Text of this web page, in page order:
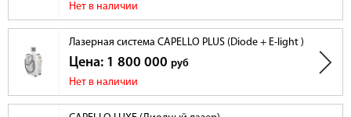
комфортность процедуры
Экран LCD
8" или 10"
тач-скрин
45 кг / 73
кг
Вес нетто / вес брутто
Размеры
60 см x 45
см x 108 см
/ 70 см x 58
Размеры фактические / размерыс
упаковкой
Нет в наличии
Лазерная система CAPELLO PLUS (Diode + E-light )
Цена: 1 800 000 руб
Нет в наличии